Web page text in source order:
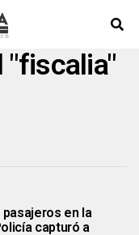
"fiscalia"
en la
capturó a